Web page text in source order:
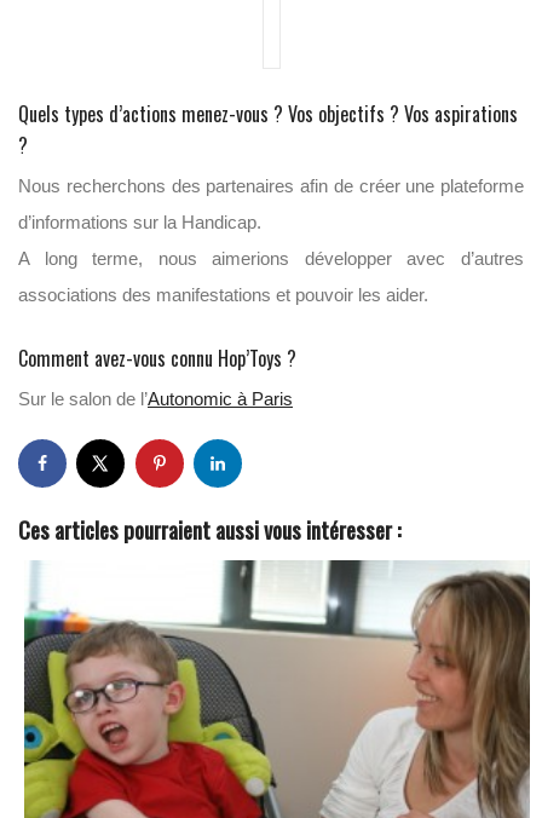
Quels types d’actions menez-vous ? Vos objectifs ? Vos aspirations
?
Nous recherchons des partenaires afin de créer une plateforme
d’informations sur la Handicap.
A long terme, nous aimerions développer avec d’autres
associations des manifestations et pouvoir les aider.
Comment avez-vous connu Hop’Toys ?
Sur le salon de l’Autonomic à Paris
Ces articles pourraient aussi vous intéresser :